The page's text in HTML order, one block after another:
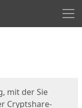
mit der Sie
Cryptshare-